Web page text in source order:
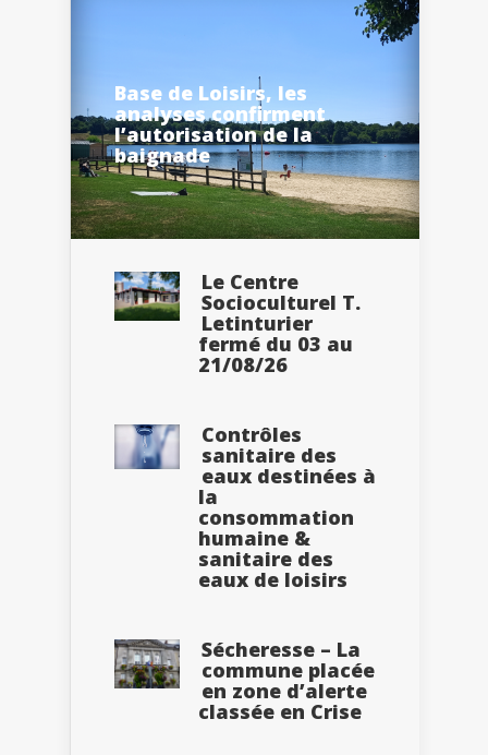
Base de Loisirs, les
analyses confirment
l’autorisation de la
baignade
Le Centre
Socioculturel T.
Letinturier
fermé du 03 au
21/08/26
Contrôles
sanitaire des
eaux destinées à
la
consommation
humaine &
sanitaire des
eaux de loisirs
Sécheresse – La
commune placée
en zone d’alerte
classée en Crise